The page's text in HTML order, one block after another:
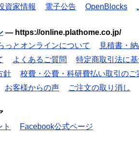
資家情報 電子公告 OpenBlocks
— https://online.plathome.co.jp/
っとオンラインについて
見積書・
よくあるご質問
特定商取引法に
針
校費・公費・科研費払い取引のご
お客様からの声 ご注文の取り消し
Facebook公式ページ